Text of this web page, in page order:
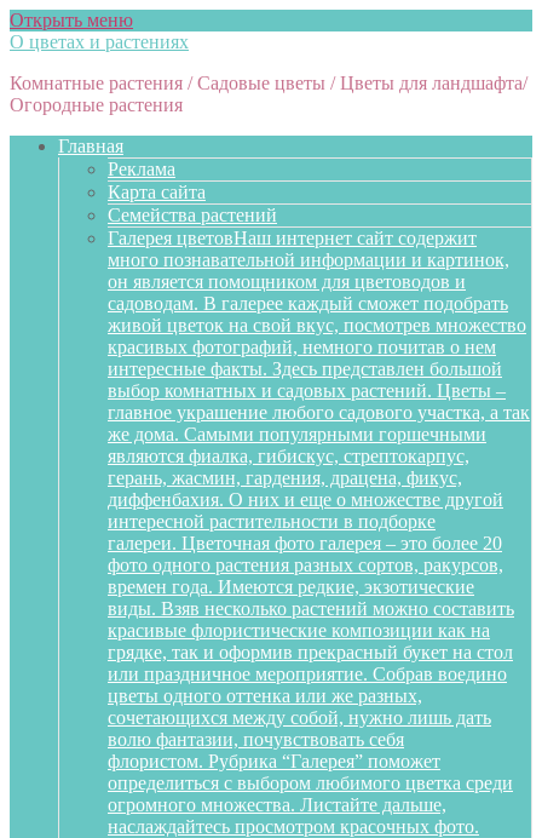
Открыть меню
О цветах и растениях
Комнатные растения / Садовые цветы / Цветы для ландшафта/
Огородные растения
Главная
Реклама
Карта сайта
Семейства растений
Галерея цветовНаш интернет сайт содержит
много познавательной информации и картинок,
он является помощником для цветоводов и
садоводам. В галерее каждый сможет подобрать
живой цветок на свой вкус, посмотрев множество
красивых фотографий, немного почитав о нем
интересные факты. Здесь представлен большой
выбор комнатных и садовых растений. Цветы –
главное украшение любого садового участка, а так
же дома. Самыми популярными горшечными
являются фиалка, гибискус, стрептокарпус,
герань, жасмин, гардения, драцена, фикус,
диффенбахия. О них и еще о множестве другой
интересной растительности в подборке
галереи. Цветочная фото галерея – это более 20
фото одного растения разных сортов, ракурсов,
времен года. Имеются редкие, экзотические
виды. Взяв несколько растений можно составить
красивые флористические композиции как на
грядке, так и оформив прекрасный букет на стол
или праздничное мероприятие. Собрав воедино
цветы одного оттенка или же разных,
сочетающихся между собой, нужно лишь дать
волю фантазии, почувствовать себя
флористом. Рубрика “Галерея” поможет
определиться с выбором любимого цветка среди
огромного множества. Листайте дальше,
наслаждайтесь просмотром красочных фото.